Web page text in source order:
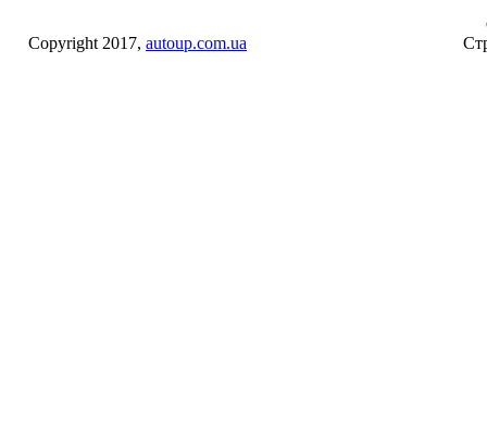
Copyright 2017, autoup.com.ua